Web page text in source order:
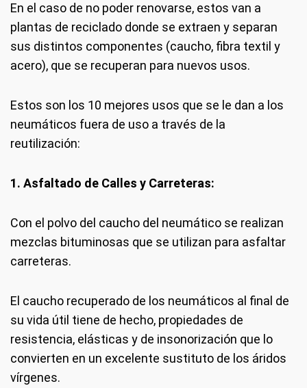
En el caso de no poder renovarse, estos van a
plantas de reciclado donde se extraen y separan
sus distintos componentes (caucho, fibra textil y
acero), que se recuperan para nuevos usos.
Estos son los 10 mejores usos que se le dan a los
neumáticos fuera de uso a través de la
reutilización:
1. Asfaltado de Calles y Carreteras:
Con el polvo del caucho del neumático se realizan
mezclas bituminosas que se utilizan para asfaltar
carreteras.
El caucho recuperado de los neumáticos al final de
su vida útil tiene de hecho, propiedades de
resistencia, elásticas y de insonorización que lo
convierten en un excelente sustituto de los áridos
vírgenes.